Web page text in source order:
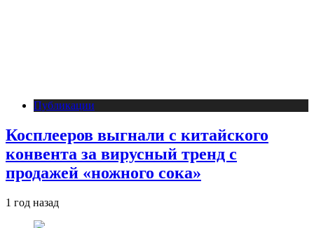
Публикации
Косплееров выгнали с китайского
конвента за вирусный тренд с
продажей «ножного сока»
1 год назад